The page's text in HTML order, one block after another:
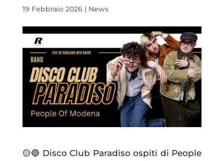
19 Febbraio 2026| News
🟡🔵 Disco Club Paradiso ospiti di People